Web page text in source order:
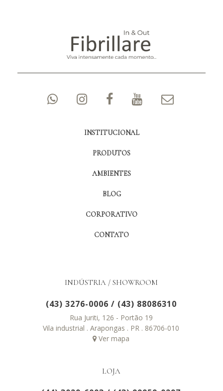
INSTITUCIONAL
PRODUTOS
AMBIENTES
BLOG
CORPORATIVO
CONTATO
INDÚSTRIA / SHOWROOM
(43) 3276-0006 / (43) 88086310
Rua Juriti, 126 - Portão 19
Vila industrial . Arapongas . PR . 86706-010
Ver mapa
LOJA